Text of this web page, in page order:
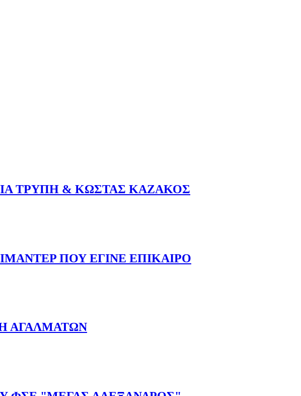
ΤΡΥΠΗ & ΚΩΣΤΑΣ ΚΑΖΑΚΟΣ
ΠΟΥ ΕΓΙΝΕ ΕΠΙΚΑΙΡΟ
ΑΓΑΛΜΑΤΩΝ